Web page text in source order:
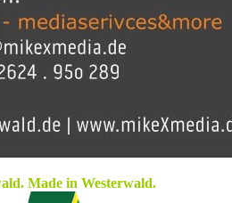
Made in Westerwald.